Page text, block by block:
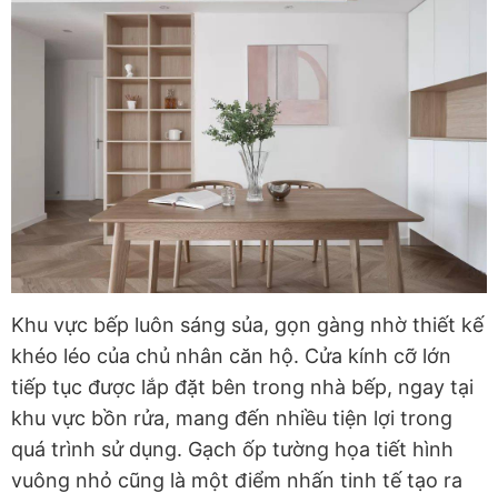
Khu vực bếp luôn sáng sủa, gọn gàng nhờ thiết kế
khéo léo của chủ nhân căn hộ. Cửa kính cỡ lớn
tiếp tục được lắp đặt bên trong nhà bếp, ngay tại
khu vực bồn rửa, mang đến nhiều tiện lợi trong
quá trình sử dụng. Gạch ốp tường họa tiết hình
vuông nhỏ cũng là một điểm nhấn tinh tế tạo ra